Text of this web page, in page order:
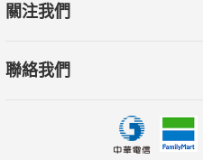
關注我們
聯絡我們